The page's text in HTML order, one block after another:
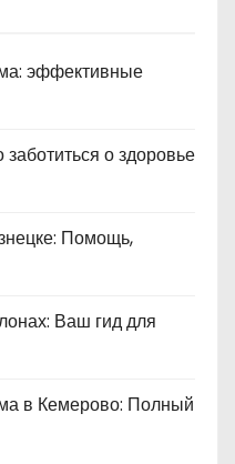
эффективные
о здоровье
Помощь,
Ваш гид для
в Кемерово: Полный